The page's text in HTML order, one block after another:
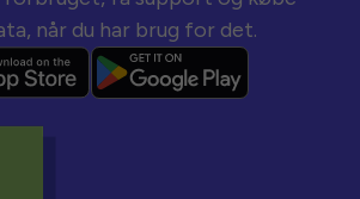
når du har brug for det.